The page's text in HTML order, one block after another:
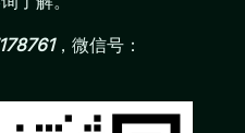
，微信号：